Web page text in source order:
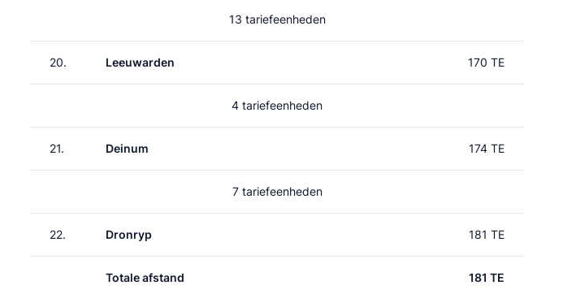
13 tariefeenheden
20. Leeuwarden 170 TE
4 tariefeenheden
21. Deinum 174 TE
7 tariefeenheden
22. Dronryp 181 TE
Totale afstand 181 TE